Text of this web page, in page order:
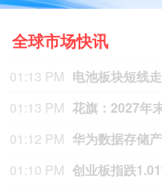
全球市场快讯
01:07 PM
01:06 PM
12:54 PM 受香港保险征
12:50 PM